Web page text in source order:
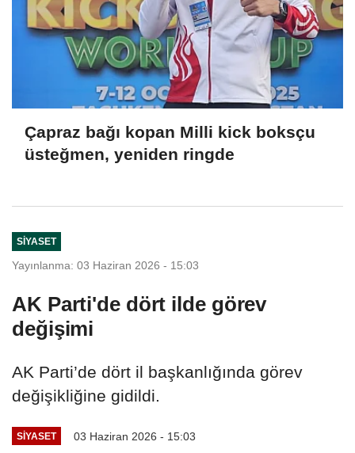
Çapraz bağı kopan Milli kick boksçu
üsteğmen, yeniden ringde
SIYASET
Yayınlanma: 03 Haziran 2026 - 15:03
AK Parti'de dört ilde görev
değişimi
AK Parti’de dört il başkanlığında görev
değişikliğine gidildi.
SIYASET 03 Haziran 2026 - 15:03